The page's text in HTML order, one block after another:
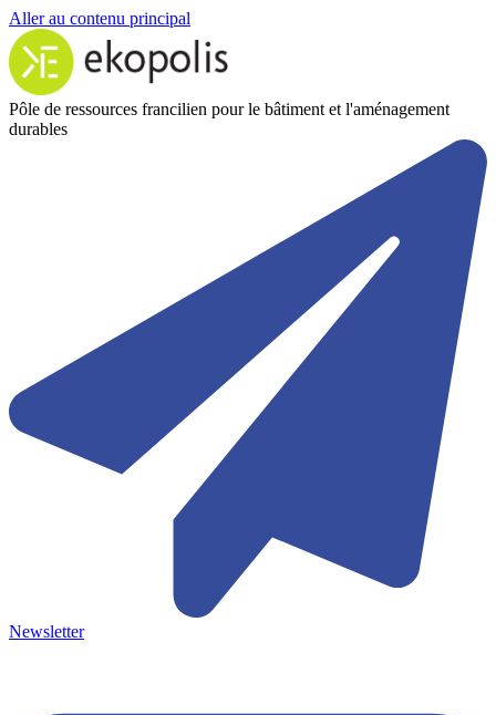
Aller au contenu principal
Pôle de ressources francilien pour le bâtiment et l'aménagement
durables
Newsletter